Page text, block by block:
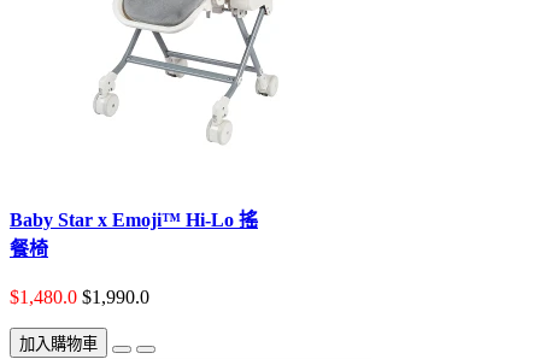
Baby Star x Emoji™ Hi-Lo 搖
餐椅
$1,480.0 $1,990.0
加入購物車